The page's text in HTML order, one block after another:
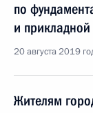
по
и
20 августа 2019
Жителям